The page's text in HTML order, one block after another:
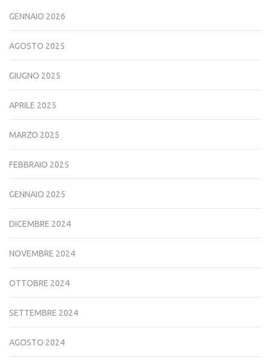
GENNAIO 2026
AGOSTO 2025
GIUGNO 2025
APRILE 2025
MARZO 2025
FEBBRAIO 2025
GENNAIO 2025
DICEMBRE 2024
NOVEMBRE 2024
OTTOBRE 2024
SETTEMBRE 2024
AGOSTO 2024